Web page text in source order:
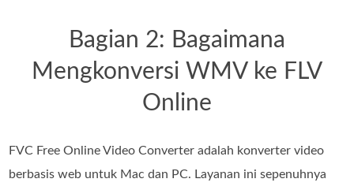
Bagian 2: Bagaimana
Mengkonversi WMV ke FLV
Online
FVC Free Online Video Converter adalah konverter video
berbasis web untuk Mac dan PC. Layanan ini sepenuhnya